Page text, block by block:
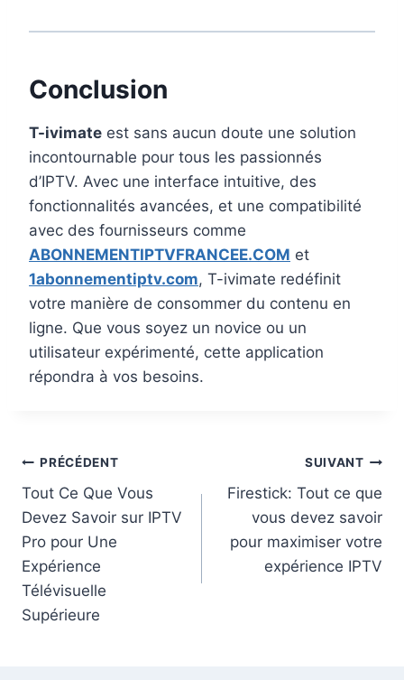
Conclusion
T-ivimate est sans aucun doute une solution
incontournable pour tous les passionnés
d’IPTV. Avec une interface intuitive, des
fonctionnalités avancées, et une compatibilité
avec des fournisseurs comme
ABONNEMENTIPTVFRANCEE.COM et
1abonnementiptv.com, T-ivimate redéfinit
votre manière de consommer du contenu en
ligne. Que vous soyez un novice ou un
utilisateur expérimenté, cette application
répondra à vos besoins.
PRÉCÉDENT
Tout Ce Que Vous
Devez Savoir sur IPTV
Pro pour Une
Expérience
Télévisuelle
Supérieure
SUIVANT
Firestick: Tout ce que
vous devez savoir
pour maximiser votre
expérience IPTV